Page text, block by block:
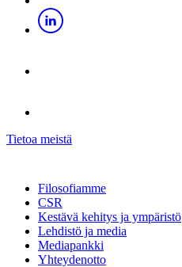
Tietoa meistä
Filosofiamme
CSR
Kestävä kehitys ja ympäristö
Lehdistö ja media
Mediapankki
Yhteydenotto